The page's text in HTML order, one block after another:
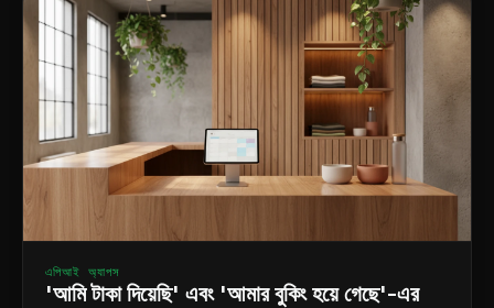
এপিআই অ্যাপস
'আমি টাকা দিয়েছি' এবং 'আমার বুকিং হয়ে গেছে'-এর